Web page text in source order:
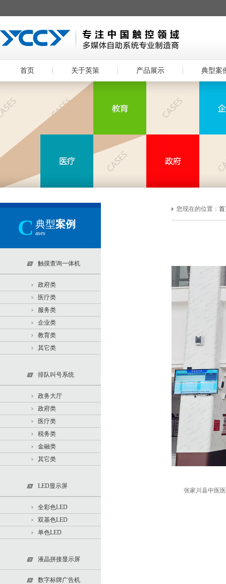
首页 关于英策 产品展示 典型案
C 典型案例
ases
触摸查询一体机
政府类
医疗类
服务类
企业类
教育类
其它类
排队叫号系统
政务大厅
政府类
医疗类
税务类
金融类
其它类
LED显示屏
全彩色LED
双基色LED
单色LED
液晶拼接显示屏
数字标牌广告机
您现在的位置：
张家川县中医医